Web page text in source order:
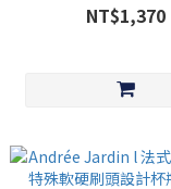
NT$1,370